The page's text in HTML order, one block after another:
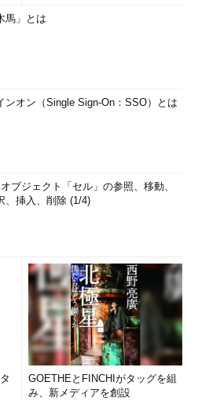
、下垣氏を補足して、Fluentdと
ウェアについて次のように話す。
Logstashの名前を見ることが多
んどFluentdだ。現在、Cloud
（CNCF）のプロジェクトとして
入ってもいる。Logstashでは
が避けられないが、Fluentdでは
ため、エンタープライズ用途に適
非常に多い。"そのため、さまざま
を、段階的に集約していくような、
ンテグレーションにはフィットしに
立していて小回りの利く、Fluentd
のではないか」
アとシステムインテグレーターの
馬」とは
ンオン（Single Sign-On：SSO）とは
ブジェクト「セル」の参照、移動、
、挿入、削除 (1/4)
GOETHEとFINCHIがタッグを組
み、新メディアを創設